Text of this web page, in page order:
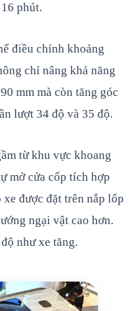
phút.
điều chỉnh khoảng
chỉ nâng khả năng
mm mà còn tăng góc
lượt 34 độ và 35 độ.
từ khu vực khoang
mở cửa cốp tích hợp
được đặt trên nắp lốp
ngại vật cao hơn.
như xe tăng.